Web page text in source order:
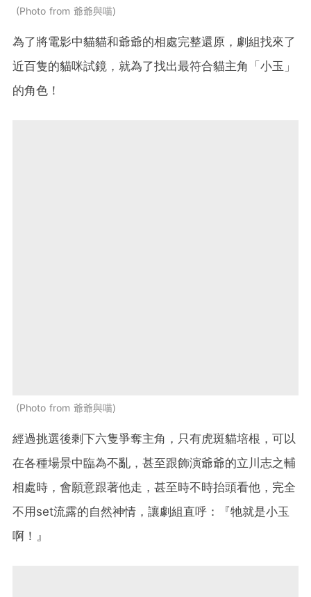
Photo from 爺爺與喵
為了將電影中貓貓和爺爺的相處完整還原，劇組找來了
近百隻的貓咪試鏡，就為了找出最符合貓主角「小玉」
的角色！
Photo from 爺爺與喵
經過挑選後剩下六隻爭奪主角，只有虎斑貓培根，可以
在各種場景中臨為不亂，甚至跟飾演爺爺的立川志之輔
相處時，會願意跟著他走，甚至時不時抬頭看他，完全
不用set流露的自然神情，讓劇組直呼：『牠就是小玉
啊！』